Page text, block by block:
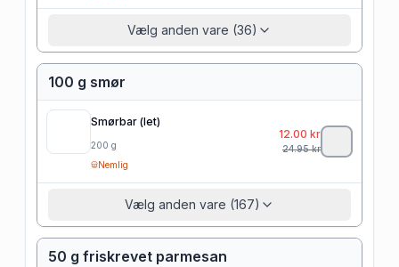
Vælg anden vare (36)
100 g smør
Smørbar (let)
200 g
Nemlig
12.00 kr
24.95kr
Vælg anden vare (167)
50 g friskrevet parmesan